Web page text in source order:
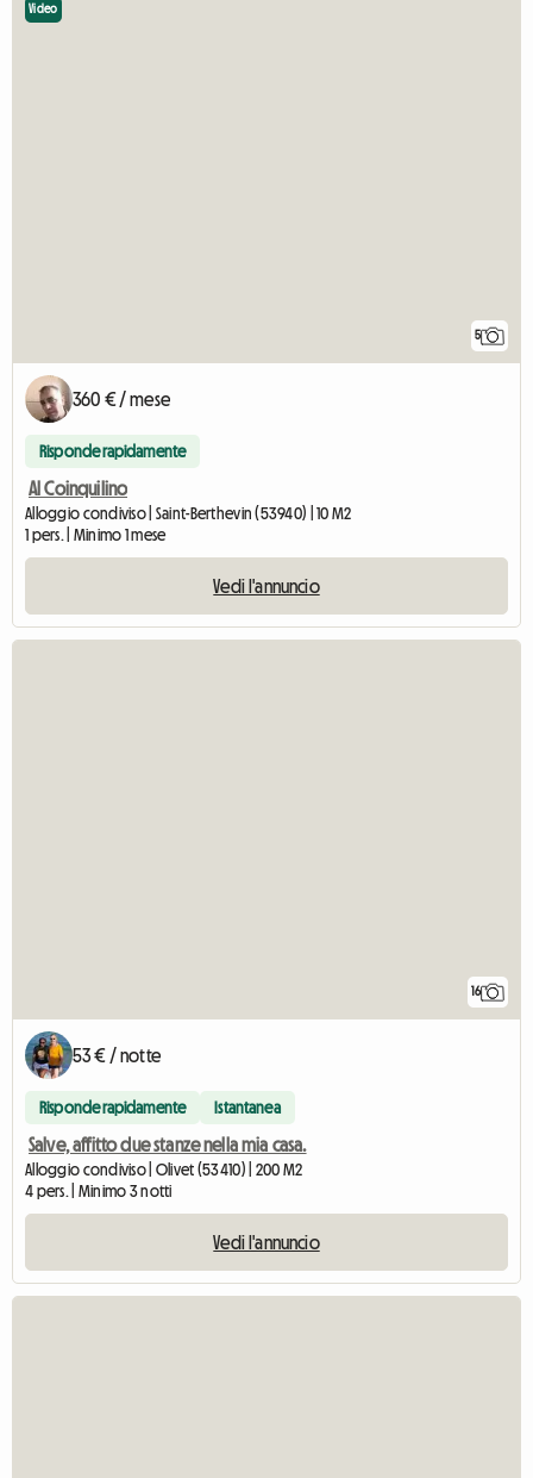
5
Video
360 € / mese
Risponde rapidamente
Al Coinquilino
Alloggio condiviso | Saint-Berthevin (53940) | 10 M2
1 pers. | Minimo 1 mese
Vedi l'annuncio
16
53 € / notte
Risponde rapidamente Istantanea
Salve, affitto due stanze nella mia casa.
Alloggio condiviso | Olivet (53410) | 200 M2
4 pers. | Minimo 3 notti
Vedi l'annuncio